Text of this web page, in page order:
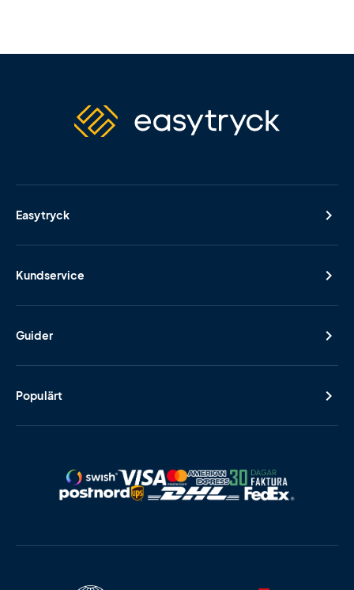
Easytryck
Kundservice
Guider
Populärt